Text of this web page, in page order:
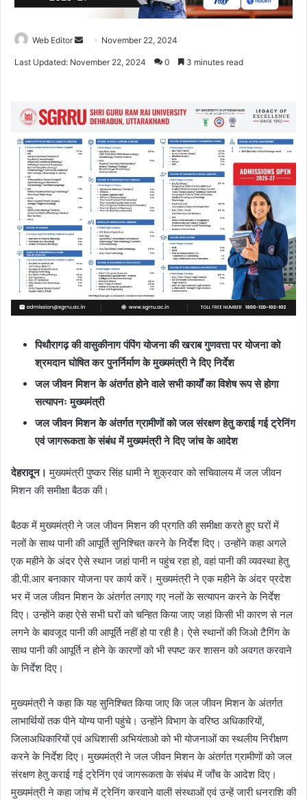
Web Editor
n
November 22, 2024
Last Updated: November 22, 2024 0 3 minutes read
पिथौरागढ़ की वासुकीनाग पंपिंग योजना की खराब गुणवत्ता पर योजना को
श्रमदान घोषित कर पुनर्निर्माण के मुख्यमंत्री ने दिए निर्देश
जल जीवन मिशन के अंतर्गत होने वाले सभी कार्यों का विशेष रूप से होगा
सत्यापनः मुख्यमंत्री
जल जीवन मिशन के अंतर्गत ग्रामीणों को जल संरक्षण हेतु कराई गई ट्रेनिंग
एवं जागरूकता के संबंध में मुख्यमंत्री ने दिए जांच के आदेश
देहरादून। मुख्यमंत्री पुष्कर सिंह धामी ने शुक्रवार को सचिवालय में जल जीवन
मिशन की समीक्षा बैठक की।
बैठक में मुख्यमंत्री ने जल जीवन मिशन की प्रगति की समीक्षा करते हुए घरों में
नलों के साथ पानी की आपूर्ति सुनिश्चित करने के निर्देश दिए। उन्होंने कहा अगले
एक महीने के अंदर ऐसे स्थान जहां पानी न पहुंच रहा हो, वहां पानी की व्यवस्था हेतु
डी.पी.आर बनाकार योजना पर कार्य करें। मुख्यमंत्री ने एक महीने के अंदर प्रदेश
भर में जल जीवन मिशन के अंतर्गत लगाए गए नलों के सत्यापन करने के निर्देश
दिए। उन्होंने कहा ऐसे सभी घरों को चन्हित किया जाए जहां किसी भी कारण से नल
लगने के बावजूद पानी की आपूर्ति नहीं हो पा रही है। ऐसे स्थानों की जिओ टैगिंग के
साथ पानी की आपूर्ति न होने के कारणों को भी स्पष्ट कर शासन को अवगत करवाने
के निर्देश दिए।
मुख्यमंत्री ने कहा कि यह सुनिश्चित किया जाए कि जल जीवन मिशन के अंतर्गत
लाभार्थियों तक पीने योग्य पानी पहुंचे। उन्होंने विभाग के वरिष्ठ अधिकारियों,
जिलाअधिकारियों एवं अधिशासी अभियंताओ को भी योजनाओं का स्थलीय निरीक्षण
करने के निर्देश दिए। मुख्यमंत्री ने जल जीवन मिशन के अंतर्गत ग्रामीणों को जल
संरक्षण हेतु कराई गई ट्रेनिंग एवं जागरूकता के संबंध में जाँच के आदेश दिए।
मुख्यमंत्री ने कहा जांच में ट्रेनिंग करवाने वाली संस्थाओं एवं उन्हें जारी धनराशि की